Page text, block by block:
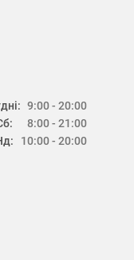
9:00 - 20:00
8:00 - 21:00
10:00 - 20:00